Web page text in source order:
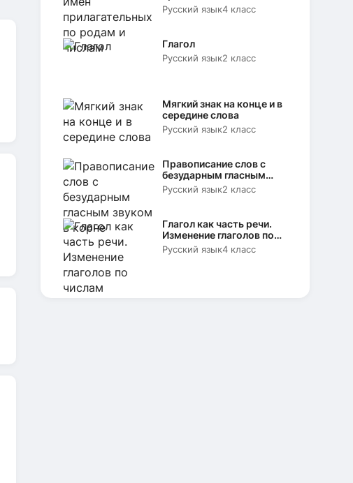
родам и числам
Русский язык4 класс
Глагол
Русский язык2 класс
Мягкий знак на конце и в
середине слова
Русский язык2 класс
Правописание слов с
безударным гласным
звуком в корне
Русский язык2 класс
Глагол как часть речи.
Изменение глаголов по
числам
Русский язык4 класс